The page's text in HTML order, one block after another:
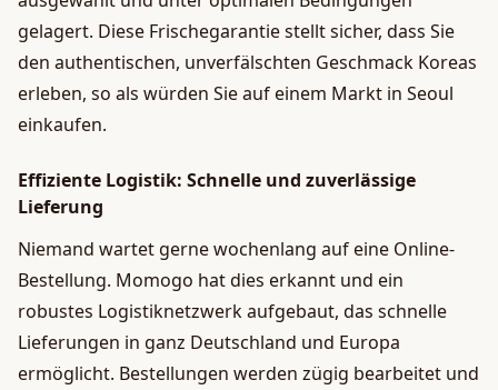
gelagert. Diese Frischegarantie stellt sicher, dass Sie
den authentischen, unverfälschten Geschmack Koreas
erleben, so als würden Sie auf einem Markt in Seoul
einkaufen.
Effiziente Logistik: Schnelle und zuverlässige
Lieferung
Niemand wartet gerne wochenlang auf eine Online-
Bestellung. Momogo hat dies erkannt und ein
robustes Logistiknetzwerk aufgebaut, das schnelle
Lieferungen in ganz Deutschland und Europa
ermöglicht. Bestellungen werden zügig bearbeitet und